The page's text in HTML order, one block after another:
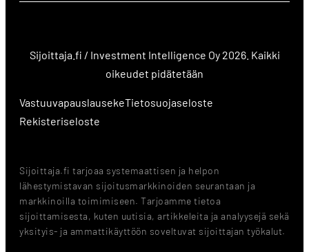
Sijoittaja.fi / Investment Intelligence Oy 2026. Kaikki
oikeudet pidätetään
VastuuvapauslausekeTietosuojaseloste
Rekisteriseloste
Sijoittaja.fi tarjoaa systemaattisen ja helpon
lähestymistavan sijoitusmarkkinoiden seurantaan ja
markkinoilla toimimiseen. Tarjoamme tietoa
sijoittamisesta, kuten uutisia, artikkeleita ja analyysejä sekä
yksityis- ja ammattikäyttöön soveltuvat sijoittajan työkalut.